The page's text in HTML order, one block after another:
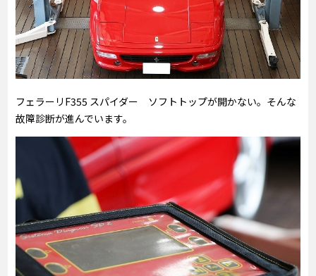
フェラーリF355 スパイダー ソフトトップが開かない。そんな
故障診断が進んでいます。